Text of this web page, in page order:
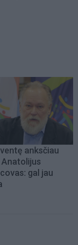
anksčiau
gal jau